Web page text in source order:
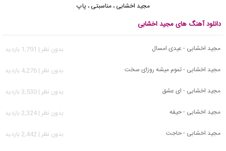
مجید اخشابی ،مناسبتی ، پاپ
دانلود آهنگ های مجید اخشابی
مجید اخشابی - عیدی امسال
بدون نظر | 1,791 بازدید
مجید اخشابی - تموم میشه روزای سخت
بدون نظر | 4,276 بازدید
مجید اخشابی - ای عشق
بدون نظر | 3,530 بازدید
مجید اخشابی - حیفه
بدون نظر | 2,324 بازدید
مجید اخشابی - حاجت
بدون نظر | 2,442 بازدید